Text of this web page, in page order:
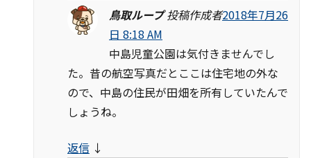
鳥取ループ 投稿作成者2018年7月26
日 8:18 AM
中島児童公園は気付きませんでし
た。昔の航空写真だとここは住宅地の外な
ので、中島の住民が田畑を所有していたんで
しょうね。
返信 ↓